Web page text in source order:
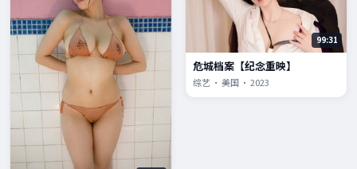
99:31
危城档案【纪念重映】
综艺 · 美国 · 2023